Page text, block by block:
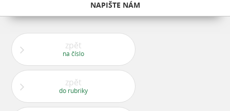
NAPIŠTE NÁM
zpět
na číslo
zpět
do rubriky